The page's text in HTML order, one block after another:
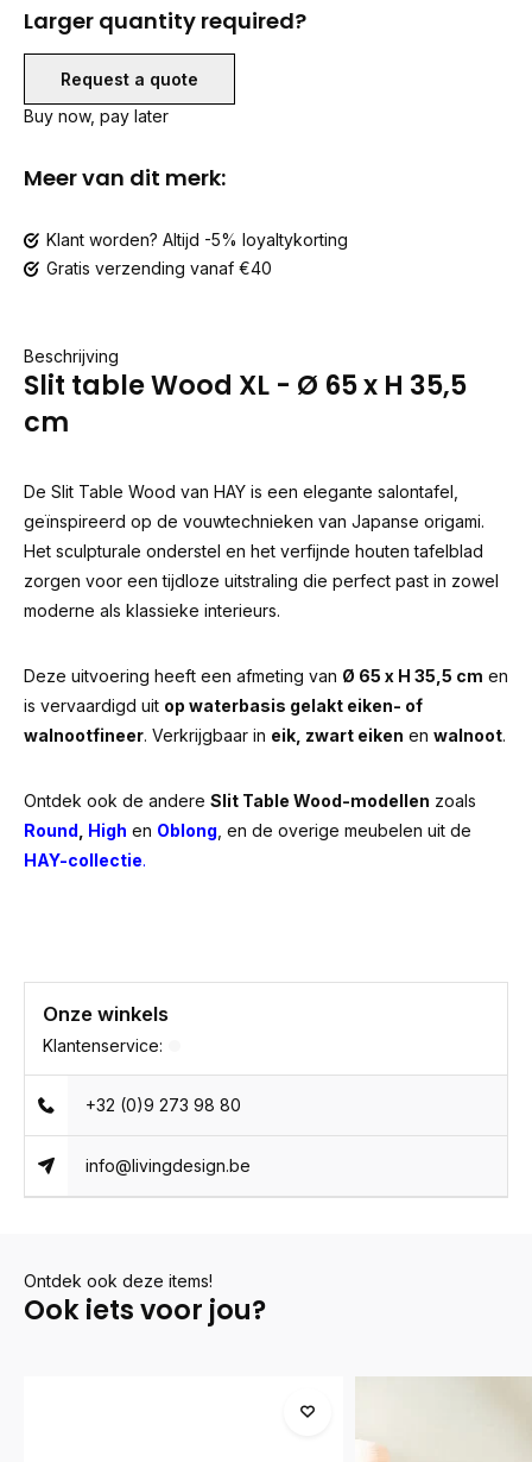
Larger quantity required?
Request a quote
Buy now, pay later
Meer van dit merk:
Klant worden? Altijd -5% loyaltykorting
Gratis verzending vanaf €40
Beschrijving
Slit table Wood XL - Ø 65 x H 35,5
cm
De Slit Table Wood van HAY is een elegante salontafel,
geïnspireerd op de vouwtechnieken van Japanse origami.
Het sculpturale onderstel en het verfijnde houten tafelblad
zorgen voor een tijdloze uitstraling die perfect past in zowel
moderne als klassieke interieurs.
Deze uitvoering heeft een afmeting van Ø 65 x H 35,5 cm en
is vervaardigd uit op waterbasis gelakt eiken- of
walnootfineer. Verkrijgbaar in eik, zwart eiken en walnoot.
Ontdek ook de andere Slit Table Wood-modellen zoals
Round High en Oblong , en de overige meubelen uit de
HAY-collectie.
Onze winkels
Klantenservice:
+32 (0)9 273 98 80
info@livingdesign.be
Ontdek ook deze items!
Ook iets voor jou?